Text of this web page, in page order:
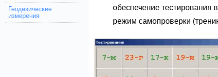
Геодезические
измерения
обеспечение тестирования
режим самопроверки